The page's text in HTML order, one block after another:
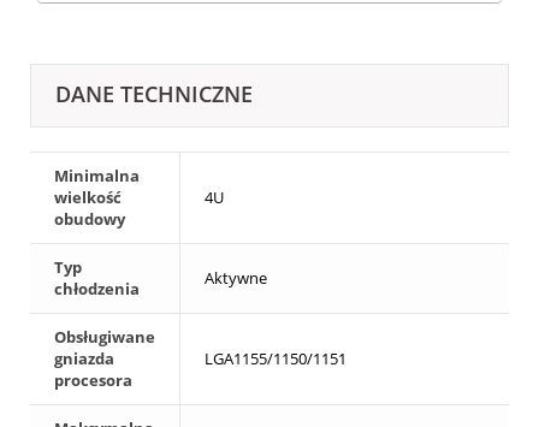
DANE TECHNICZNE
Minimalna
wielkość
obudowy
4U
Typ
chłodzenia
Aktywne
Obsługiwane
gniazda
procesora
LGA1155/1150/1151